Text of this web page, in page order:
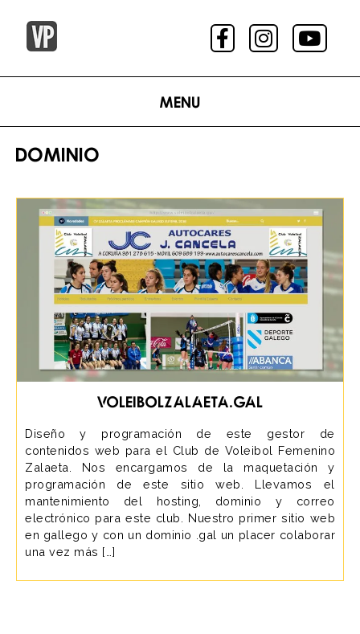
Menu
DOMINIO
voleibolzalaeta.gal
Diseño y programación de este gestor de
contenidos web para el Club de Voleibol Femenino
Zalaeta. Nos encargamos de la maquetación y
programación de este sitio web. Llevamos el
mantenimiento del hosting, dominio y correo
electrónico para este club. Nuestro primer sitio web
en gallego y con un dominio .gal un placer colaborar
una vez más […]